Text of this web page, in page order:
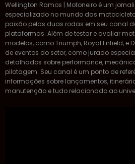
Wellington Ramos | Motoneiro é um
especializado no mundo das
paixão pelas duas rodas em seu canal
plataformas. Além de testar e avaliar
modelos, como Triumph, Royal Enfield, e
de eventos do setor, como jurado
detalhados sobre performance,
pilotagem. Seu canal é um ponto de
informações sobre lançamentos,
manutenção e tudo relacionado ao